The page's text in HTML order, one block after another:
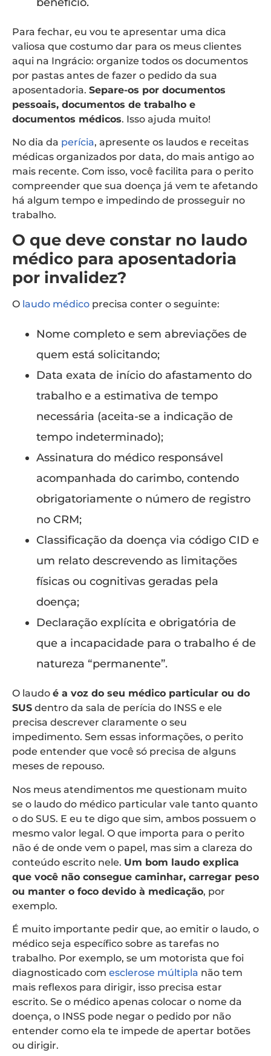
Para fechar, eu vou te apresentar uma dica
valiosa que costumo dar para os meus clientes
aqui na Ingrácio: organize todos os documentos
por pastas antes de fazer o pedido da sua
aposentadoria. Separe-os por documentos
pessoais, documentos de trabalho e
documentos médicos. Isso ajuda muito!
No dia da perícia, apresente os laudos e receitas
médicas organizados por data, do mais antigo ao
mais recente. Com isso, você facilita para o perito
compreender que sua doença já vem te afetando
há algum tempo e impedindo de prosseguir no
trabalho.
O que deve constar no laudo
médico para aposentadoria
por invalidez?
O laudo médico precisa conter o seguinte:
Nome completo e sem abreviações de
quem está solicitando;
Data exata de início do afastamento do
trabalho e a estimativa de tempo
necessária (aceita-se a indicação de
tempo indeterminado);
Assinatura do médico responsável
acompanhada do carimbo, contendo
obrigatoriamente o número de registro
no CRM;
Classificação da doença via código CID e
um relato descrevendo as limitações
físicas ou cognitivas geradas pela
doença;
Declaração explícita e obrigatória de
que a incapacidade para o trabalho é de
natureza “permanente”.
O laudo é a voz do seu médico particular ou do
SUS dentro da sala de perícia do INSS e ele
precisa descrever claramente o seu
impedimento. Sem essas informações, o perito
pode entender que você só precisa de alguns
meses de repouso.
Nos meus atendimentos me questionam muito
se o laudo do médico particular vale tanto quanto
o do SUS. E eu te digo que sim, ambos possuem o
mesmo valor legal. O que importa para o perito
não é de onde vem o papel, mas sim a clareza do
conteúdo escrito nele. Um bom laudo explica
que você não consegue caminhar, carregar peso
ou manter o foco devido à medicação, por
exemplo.
É muito importante pedir que, ao emitir o laudo, o
médico seja específico sobre as tarefas no
trabalho. Por exemplo, se um motorista que foi
diagnosticado com esclerose múltipla não tem
mais reflexos para dirigir, isso precisa estar
escrito. Se o médico apenas colocar o nome da
doença, o INSS pode negar o pedido por não
entender como ela te impede de apertar botões
ou dirigir.